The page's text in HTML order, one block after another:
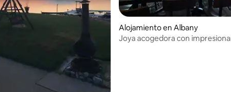
de 5. 413 evaluaciones Alojamiento en Albany
Joya acogedora con